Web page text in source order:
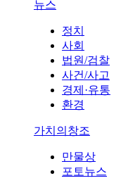
뉴스
정치
사회
법원/검찰
사건/사고
경제·유통
환경
가치의창조
만물상
포토뉴스